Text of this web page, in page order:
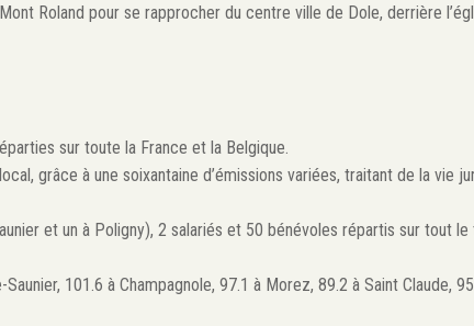
Roland pour se rapprocher du centre ville de Dole, derrière
sur toute la France et la Belgique.
grâce à une soixantaine d’émissions variées, traitant de la vie
et un à Poligny), 2 salariés et 50 bénévoles répartis sur tout
101.6 à Champagnole, 97.1 à Morez, 89.2 à Saint Claude,